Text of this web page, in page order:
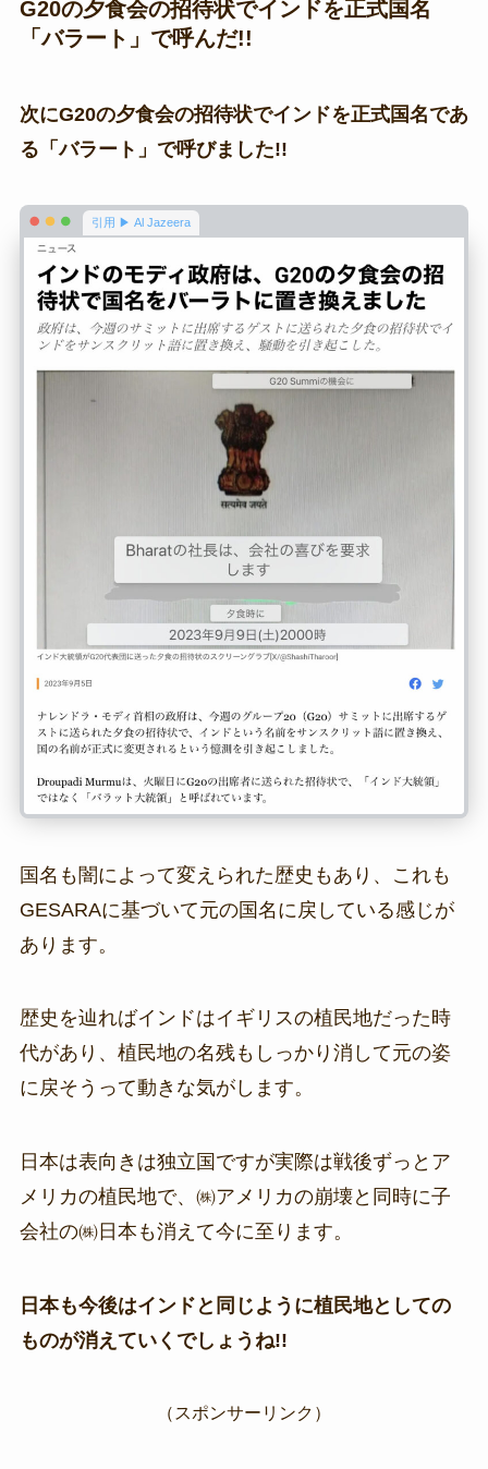
G20の夕食会の招待状でインドを正式国名
「バラート」で呼んだ!!
次にG20の夕食会の招待状でインドを正式国名であ
る「バラート」で呼びました!!
引用 ▶ Al Jazeera
国名も闇によって変えられた歴史もあり、これも
GESARAに基づいて元の国名に戻している感じが
あります。
歴史を辿ればインドはイギリスの植民地だった時
代があり、植民地の名残もしっかり消して元の姿
に戻そうって動きな気がします。
日本は表向きは独立国ですが実際は戦後ずっとア
メリカの植民地で、㈱アメリカの崩壊と同時に子
会社の㈱日本も消えて今に至ります。
日本も今後はインドと同じように植民地としての
ものが消えていくでしょうね!!
（スポンサーリンク）